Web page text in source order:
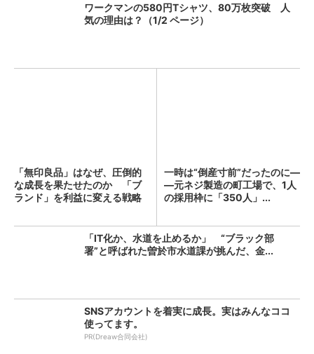
ワークマンの580円Tシャツ、80万枚突破 人
気の理由は？（1/2 ページ）
「無印良品」はなぜ、圧倒的
な成長を果たせたのか 「ブ
ランド」を利益に変える戦略
一時は“倒産寸前”だったのに―
―元ネジ製造の町工場で、1人
の採用枠に「350人」...
「IT化か、水道を止めるか」 “ブラック部
署”と呼ばれた曽於市水道課が挑んだ、金...
SNSアカウントを着実に成長。実はみんなココ
使ってます。
PR(Dreaw合同会社)